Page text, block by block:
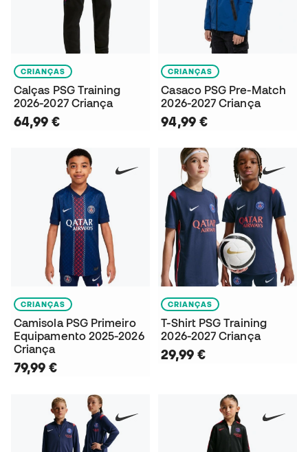
CRIANÇAS
Calças PSG Training
2026-2027 Criança
64,99 €
CRIANÇAS
Casaco PSG Pre-Match
2026-2027 Criança
94,99 €
CRIANÇAS
Camisola PSG Primeiro
Equipamento 2025-2026
Criança
79,99 €
CRIANÇAS
T-Shirt PSG Training
2026-2027 Criança
29,99 €